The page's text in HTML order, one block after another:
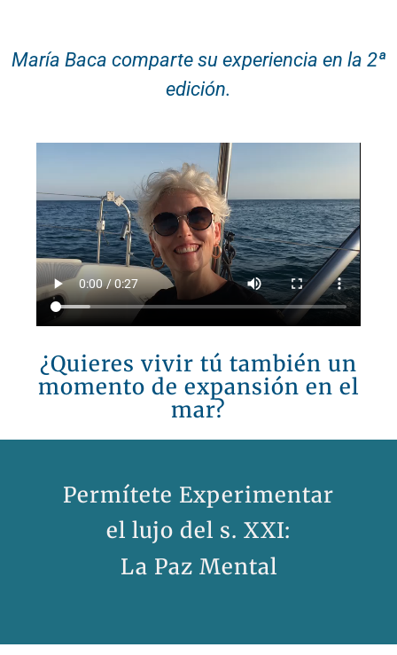
María Baca comparte su experiencia en la 2ª
edición.
¿Quieres vivir tú también un
momento de expansión en el
mar?
Permítete Experimentar
el lujo del s. XXI:
La Paz Mental